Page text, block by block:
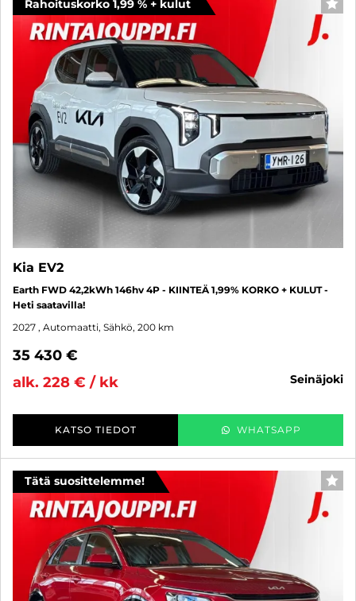
Rahoituskorko 1,99 % + kulut
Kia EV2
Earth FWD 42,2kWh 146hv 4P - KIINTEÄ 1,99% KORKO + KULUT -
Heti saatavilla!
2027 , Automaatti, Sähkö, 200 km
35 430 €
alk. 228 € / kk
seinäjoki
KATSO TIEDOT WHATSAPP
Tätä suosittelemme!